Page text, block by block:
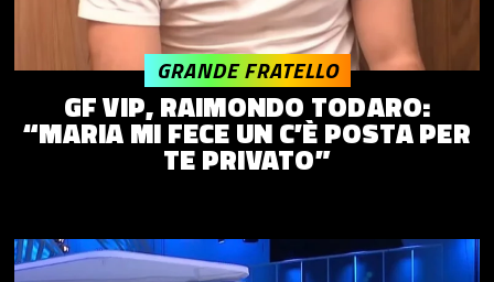
GF VIP, RAIMONDO TODARO:
“MARIA MI FECE UN C’È POSTA PER
TE PRIVATO”
GRANDE FRATELLO